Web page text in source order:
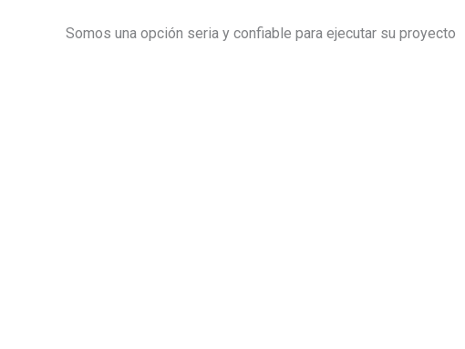
Somos una opción seria y confiable para ejecutar su proyecto